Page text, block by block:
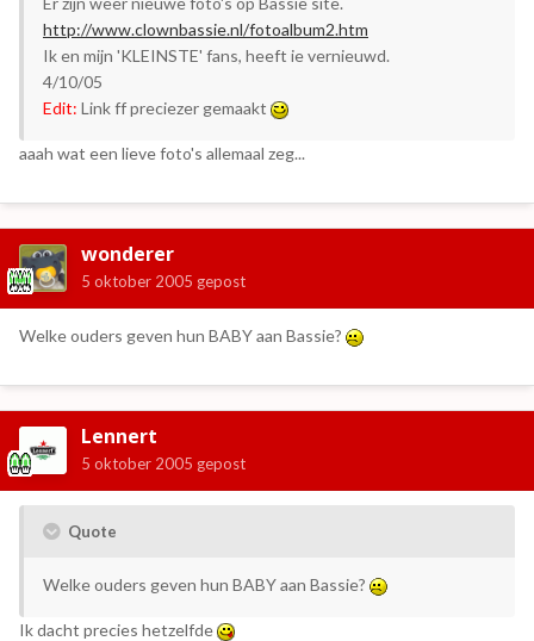
http://www.clownbassie.nl/fotoalbum2.htm
Ik en mijn 'KLEINSTE' fans, heeft ie vernieuwd.
4/10/05
Edit: Link ff preciezer gemaakt
aaah wat een lieve foto's allemaal zeg...
wonderer
5 oktober 2005 gepost
Welke ouders geven hun BABY aan Bassie?
Lennert
5 oktober 2005 gepost
Quote
Welke ouders geven hun BABY aan Bassie?
Ik dacht precies hetzelfde